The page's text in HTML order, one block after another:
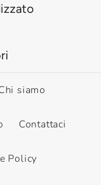
siamo
Contattaci
Policy